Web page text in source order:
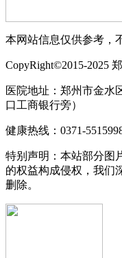
本网站信息仅供参考，
CopyRight©2015-2025
医院地址：郑州市金水
口工商银行旁）
健康热线：0371-
特别声明：本站部分图
的权益构成侵权，我们
删除。